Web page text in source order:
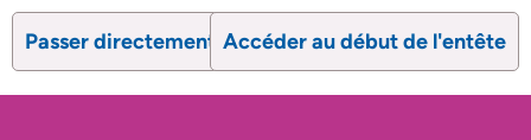
Passer directement au contenu
search
Accéder au début de l'entête